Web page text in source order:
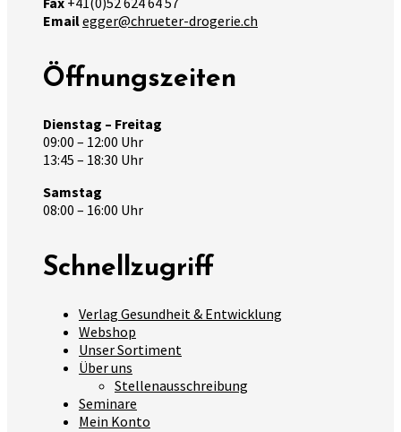
Emailegger@chrueter-drogerie.ch
Öffnungszeiten
Dienstag – Freitag
09:00 – 12:00 Uhr
13:45 – 18:30 Uhr
Samstag
08:00 – 16:00 Uhr
Schnellzugriff
Verlag Gesundheit & Entwicklung
Webshop
Unser Sortiment
Über uns
Stellenausschreibung
Seminare
Mein Konto